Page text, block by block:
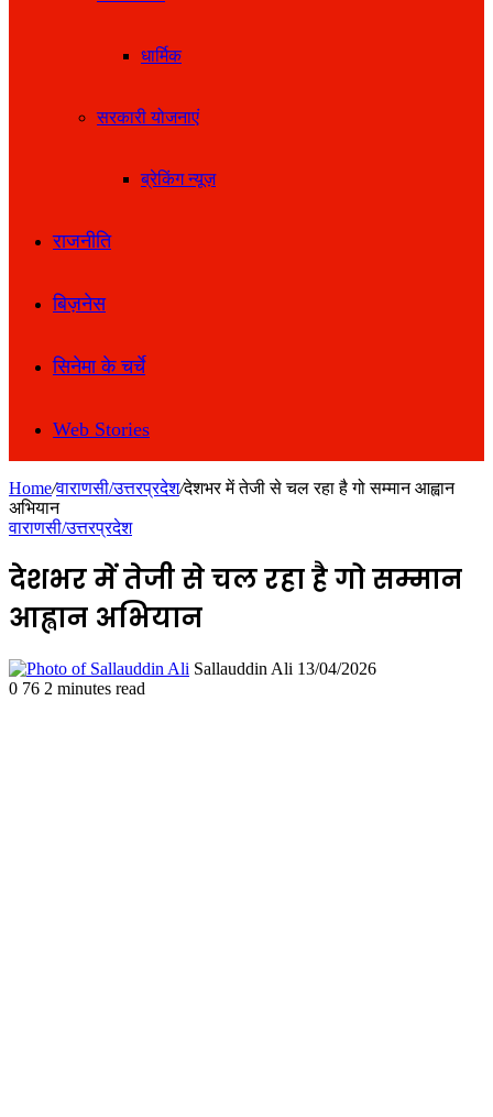
धार्मिक
सरकारी योजनाएं
ब्रेकिंग न्यूज़
राजनीति
बिज़नेस
सिनेमा के चर्चे
Web Stories
Home/वाराणसी/उत्तरप्रदेश/देशभर में तेजी से चल रहा है गो सम्मान आह्वान
अभियान
वाराणसी/उत्तरप्रदेश
देशभर में तेजी से चल रहा है गो सम्मान
आह्वान अभियान
Sallauddin Ali Send
13/04/2026
0 76 2 minutes read